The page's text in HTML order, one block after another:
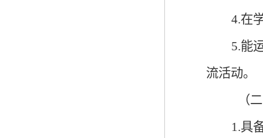
4.在
5.能
流活动。
（
1.具